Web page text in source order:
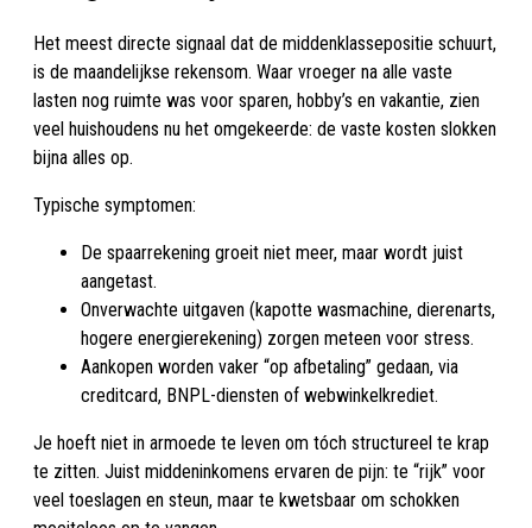
Het meest directe signaal dat de middenklassepositie schuurt,
is de maandelijkse rekensom. Waar vroeger na alle vaste
lasten nog ruimte was voor sparen, hobby’s en vakantie, zien
veel huishoudens nu het omgekeerde: de vaste kosten slokken
bijna alles op.
Typische symptomen:
De spaarrekening groeit niet meer, maar wordt juist
aangetast.
Onverwachte uitgaven (kapotte wasmachine, dierenarts,
hogere energierekening) zorgen meteen voor stress.
Aankopen worden vaker “op afbetaling” gedaan, via
creditcard, BNPL-diensten of webwinkelkrediet.
Je hoeft niet in armoede te leven om tóch structureel te krap
te zitten. Juist middeninkomens ervaren de pijn: te “rijk” voor
veel toeslagen en steun, maar te kwetsbaar om schokken